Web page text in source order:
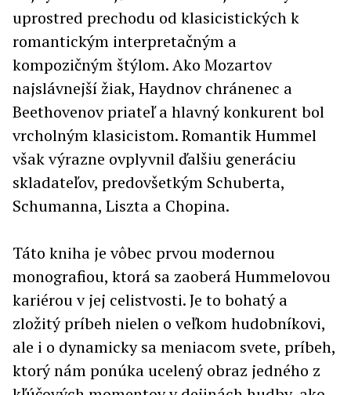
uprostred prechodu od klasicistických k
romantickým interpretačným a
kompozičným štýlom. Ako Mozartov
najslávnejší žiak, Haydnov chránenec a
Beethovenov priateľ a hlavný konkurent bol
vrcholným klasicistom. Romantik Hummel
však výrazne ovplyvnil ďalšiu generáciu
skladateľov, predovšetkým Schuberta,
Schumanna, Liszta a Chopina.
Táto kniha je vôbec prvou modernou
monografiou, ktorá sa zaoberá Hummelovou
kariérou v jej celistvosti. Je to bohatý a
zložitý príbeh nielen o veľkom hudobníkovi,
ale i o dynamicky sa meniacom svete, príbeh,
ktorý nám ponúka ucelený obraz jedného z